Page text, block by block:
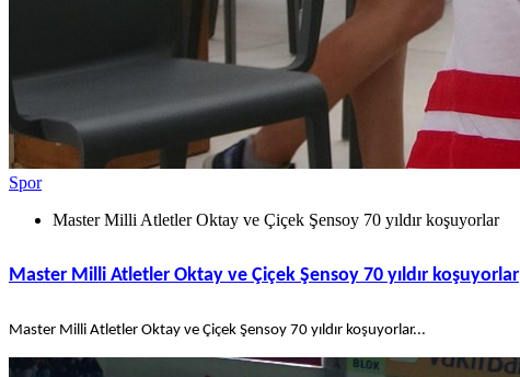
Spor
Master Milli Atletler Oktay ve Çiçek Şensoy 70 yıldır koşuyorlar
Master Milli Atletler Oktay ve Çiçek Şensoy 70 yıldır koşuyorlar
Master Milli Atletler Oktay ve Çiçek Şensoy 70 yıldır koşuyorlar...